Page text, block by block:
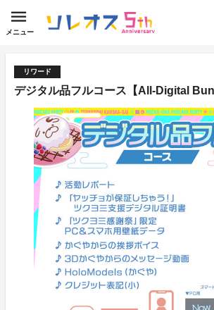
メニュー
リワード
デジタル品フルコース【All-Digital